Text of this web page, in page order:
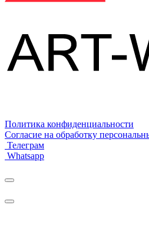
Политика конфиденциальности
Согласие на обработку
Телеграм
Whatsapp